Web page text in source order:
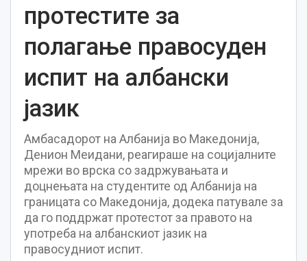
протестите за
полагање правосуден
испит на албански
јазик
Амбасадорот на Албанија во Македонија,
Денион Меидани, реагираше на социјалните
мрежи во врска со задржувањата и
доцнењата на студентите од Албанија на
границата со Македонија, додека патувале за
да го поддржат протестот за правото на
употреба на албанскиот јазик на
правосудниот испит.